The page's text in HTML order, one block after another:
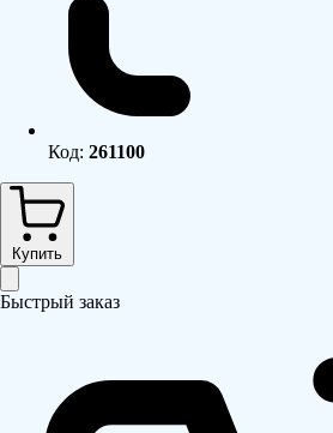
Код: 261100
Купить
Быстрый заказ